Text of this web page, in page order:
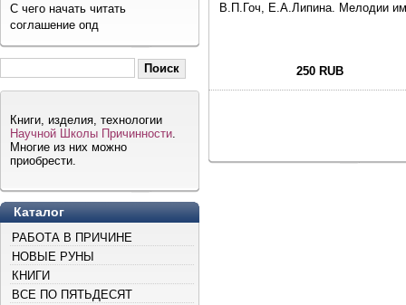
С чего начать читать
соглашение опд
Книги, изделия, технологии
Научной Школы Причинности
Многие из них можно
приобрести.
Каталог
РАБОТА В ПРИЧИНЕ
НОВЫЕ РУНЫ
КНИГИ
ВСЕ ПО ПЯТЬДЕСЯТ
В.П.Гоч, Е.А.Липина. Мелодии
250 RUB